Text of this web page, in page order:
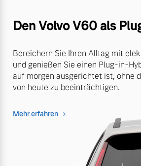
Den Volvo V60 als
Bereichern Sie Ihren Alltag mit
und genießen Sie einen Plug-in-
auf morgen ausgerichtet ist, ohne
von heute zu beeinträchtigen.
Mehr erfahren